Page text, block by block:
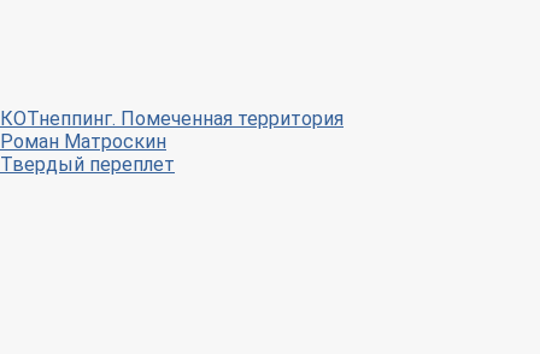
КОТнеппинг. Помеченная территория
Роман Матроскин
Твердый переплет